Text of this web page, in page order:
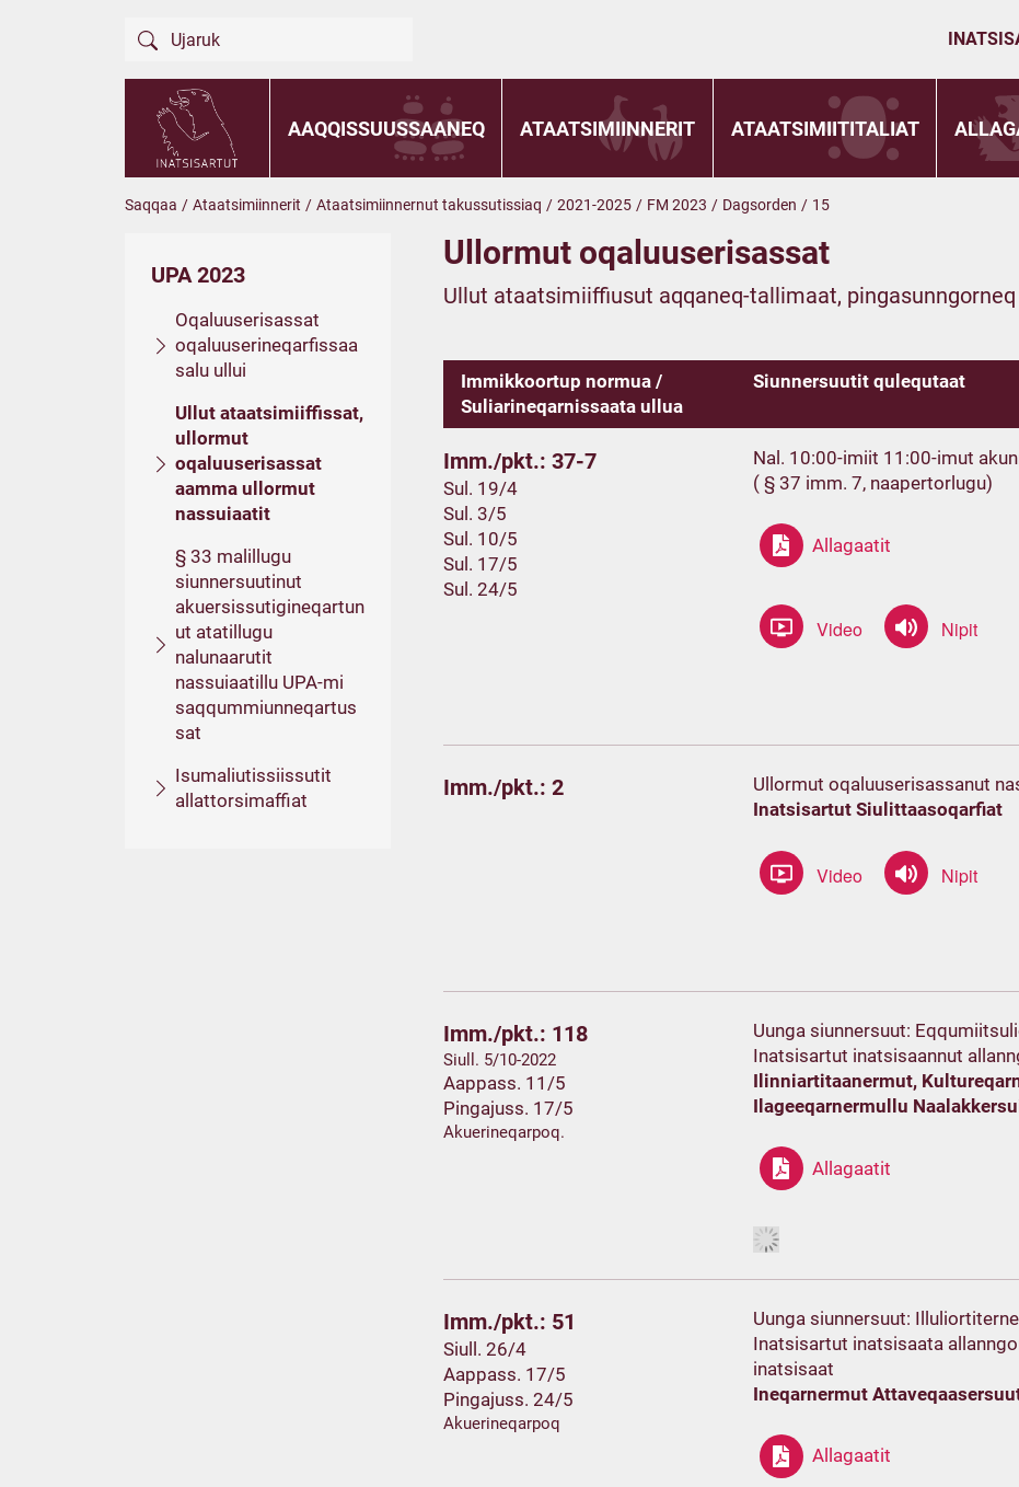
AAQQISSUUSSAANEQ ATAATSIMIINNERIT ATAATSIMIITITALIAT
Saqqaa / Ataatsimiinnerit / Ataatsimiinnernut takussutissiaq / 2021-2025 / FM 2023 / Dagsorden / 15
UPA 2023
Oqaluuserisassat
oqaluuserineqarfissaa
salu ullui
Ullut ataatsimiiffissat,
ullormut
oqaluuserisassat
aamma ullormut
nassuiaatit
§ 33 malillugu
siunnersuutinut
akuersissutigineqartun
ut atatillugu
nalunaarutit
nassuiaatillu UPA-mi
saqqummiunneqartus
sat
Isumaliutissiissutit
allattorsimaffiat
Ullormut oqaluuserisassat
Ullut ataatsimiiffiusut aqqaneq-tallimaat, pingasunngorneq
Immikkoortup normua /
Suliarineqarnissaata ullua
Siunnersuutit qulequtaat
Imm./pkt.: 37-7
Sul. 19/4
Sul. 3/5
Sul. 10/5
Sul. 17/5
Sul. 24/5
Nal. 10:00-imiit 11:00-imut
( § 37 imm. 7, naapertorlugu)
Allagaatit
Imm./pkt.: 2
Ullormut oqaluuserisassanut
Inatsisartut Siulittaasoqarfiat
Imm./pkt.: 118
Siull. 5/10-2022
Aappass. 11/5
Pingajuss. 17/5
Akuerineqarpoq.
Uunga siunnersuut:
Inatsisartut inatsisaannut
Ilinniartitaanermut,
Ilageeqarnermullu
Allagaatit
Imm./pkt.: 51
Siull. 26/4
Aappass. 17/5
Pingajuss. 24/5
Akuerineqarpoq
Uunga siunnersuut:
Inatsisartut inatsisaata
inatsisaat
Ineqarnermut
Allagaatit